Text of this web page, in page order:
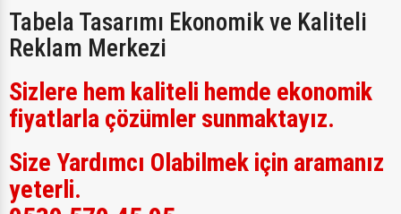
Tabela Tasarımı Ekonomik ve Kaliteli
Reklam Merkezi
Sizlere hem kaliteli hemde ekonomik
fiyatlarla çözümler sunmaktayız.
Size Yardımcı Olabilmek için aramanız
yeterli.